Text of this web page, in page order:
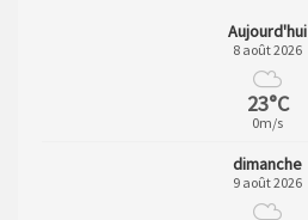
Aujourd'hui
8 août 2026
23°C
0m/s
dimanche
9 août 2026